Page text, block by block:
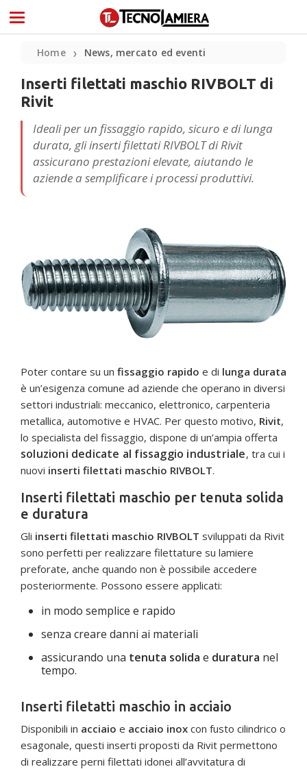
Home ❯ News, mercato ed eventi
Inserti filettati maschio RIVBOLT di
Rivit
Ideali per un fissaggio rapido, sicuro e di lunga
durata, gli inserti filettati RIVBOLT di Rivit
assicurano prestazioni elevate, aiutando le
aziende a semplificare i processi produttivi.
Poter contare su un fissaggio rapido e di lunga durata
è un’esigenza comune ad aziende che operano in diversi
settori industriali: meccanico, elettronico, carpenteria
metallica, automotive e HVAC. Per questo motivo, Rivit,
lo specialista del fissaggio, dispone di un’ampia offerta
soluzioni dedicate al fissaggio industriale, tra cui i
nuovi inserti filettati maschio RIVBOLT.
Inserti filettati maschio per tenuta solida
e duratura
Gli inserti filettati maschio RIVBOLT sviluppati da Rivit
sono perfetti per realizzare filettature su lamiere
preforate, anche quando non è possibile accedere
posteriormente. Possono essere applicati:
in modo semplice e rapido
senza creare danni ai materiali
assicurando una tenuta solida e duratura nel
tempo.
Inserti filetatti maschio in acciaio
Disponibili in acciaio e acciaio inox con fusto cilindrico o
esagonale, questi inserti proposti da Rivit permettono
di realizzare perni filettati idonei all’avvitatura di